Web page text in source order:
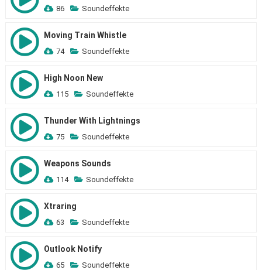
86 Soundeffekte
Moving Train Whistle
74 Soundeffekte
High Noon New
115 Soundeffekte
Thunder With Lightnings
75 Soundeffekte
Weapons Sounds
114 Soundeffekte
Xtraring
63 Soundeffekte
Outlook Notify
65 Soundeffekte